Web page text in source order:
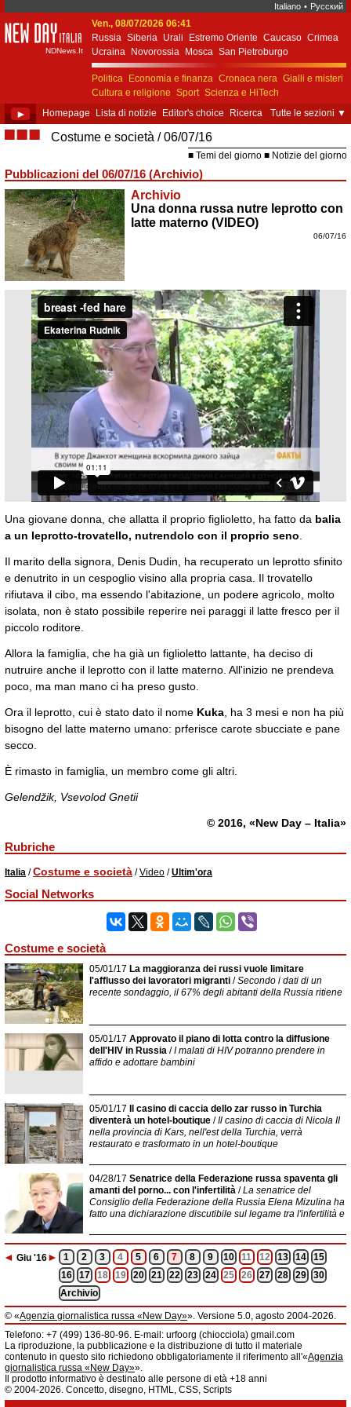
Italiano • Русский
New Day Italia
NDNews.It
Ven., 08/07/2026 06:41
Russia Siberia Urali Estremo Oriente Caucaso Crimea
Ucraina
Novorossia Mosca San Pietroburgo
Ekaterinburgo Kiev Simferopol
Sebastopoli
Politica
Economia e finanza Cronaca nera Gialli e misteri
Cultura e religione Sport Scienza e HiTech
Costume e società
Unione Europea
► Homepage Lista di notizie Editor's choice Ricerca Tutte le sezioni ▼
■■■ Costume e società 06/07/16
Temi del giorno Notizie del giorno
Pubblicazioni del 06/07/16 (Archivio)
Archivio
Una donna russa nutre leprotto con
latte materno (VIDEO)
06/07/16
Una giovane donna, che allatta il proprio figlioletto, ha fatto da balia
a un leprotto-trovatello, nutrendolo con il proprio seno
Il marito della signora, Denis Dudin, ha recuperato un leprotto sfinito
e denutrito in un cespoglio visino alla propria casa. Il trovatello
rifiutava il cibo, ma essendo l'abitazione, un podere agricolo, molto
isolata, non è stato possibile reperire nei paraggi il latte fresco per il
piccolo roditore.
Allora la famiglia, che ha già un figlioletto lattante, ha deciso di
nutruire anche il leprotto con il latte materno. All'inizio ne prendeva
poco, ma man mano ci ha preso gusto.
Ora il leprotto, cui è stato dato il nome Kuka , ha 3 mesi e non ha più
bisogno del latte materno umano: prferisce carote sbucciate e pane
secco.
È rimasto in famiglia, un membro come gli altri.
Gelendžik, Vsevolod Gnetii
© 2016, «New Day – Italia»
Rubriche
Italia /Costume e società /Video /Ultim'ora
Social Networks
Costume e società
05/01/17 La maggioranza dei russi vuole limitare
l'afflusso dei lavoratori migranti /Secondo i dati di un
recente sondaggio, il 67% degli abitanti della Russia ritiene
05/01/17 Approvato il piano di lotta contro la diffusione
dell'HIV in Russia /I malati di HIV potranno prendere in
affido e adottare bambini
05/01/17
Il casino di caccia dello zar russo in Turchia
diventerà un hotel-boutique /Il casino di caccia di Nicola II
nella provincia di Kars, nell'est della Turchia, verrà
restaurato e trasformato in un hotel-boutique
04/28/17 Senatrice della Federazione russa spaventa gli
amanti del porno... con l'infertilità /La senatrice del
Consiglio della Federazione della Russia Elena Mizulina ha
fatto una dichiarazione discutibile sul legame tra l'infertilità e
◄ Giu '16► 1 2 3 4 5 6 7 8 9 10 11 12 13 14
15
16
17 18 19 20 21 22 23 24 25 26 27 28 29
30
Archivio
© «Agenzia giornalistica russa «New Day»». Versione 5.0, agosto 2004-2026.
Informazioni
Agenzia giornalistica russa «New Day» registrata dal Servizio federale di
telecomunicazioni, tecnologie informatiche e mass media della Federazione
Russa. Certificato di registrazione dei mass media: EL № FS 77 - 61044 del 5
marzo 2015.
Fondatore: «New Day» S.r.l., indirizzo di redazione: 620014, città di
Ekaterinburgo, via Radišev, pal.6, scala «А», uff. 1104.
Telefono: +7 (499) 136-80-96. E-mail: urfoorg (chiocciola) gmail.com
La riproduzione, la pubblicazione e la distribuzione di tutto il materiale
contenuto in questo sito richiedono obbligatoriamente il riferimento all'«Agenzia
giornalistica russa «New Day»».
Il prodotto informativo è destinato alle persone di età +18 anni
© 2004-2026. Concetto, disegno, HTML, CSS, Scripts